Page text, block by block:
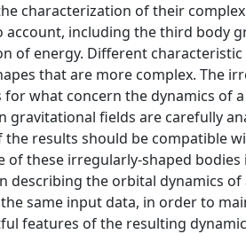
characterization of their
including the third body
of energy. Different
that are more complex. The
what concern the dynamics of
fields are carefully
results should be compatible
these irregularly-shaped bodies
describing the orbital dynamics of
same input data, in order to
features of the resulting